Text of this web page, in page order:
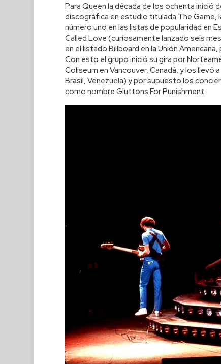
Para Queen la década de los ochenta inició
discográfica en estudio titulada The Game,
número uno en las listas de popularidad en
Called Love (curiosamente lanzado seis
en el listado Billboard en la Unión
Con esto el grupo inició su gira por
Coliseum en Vancouver, Canadá, y los llevó
Brasil, Venezuela) y por supuesto los
como nombre Gluttons For Punishment.